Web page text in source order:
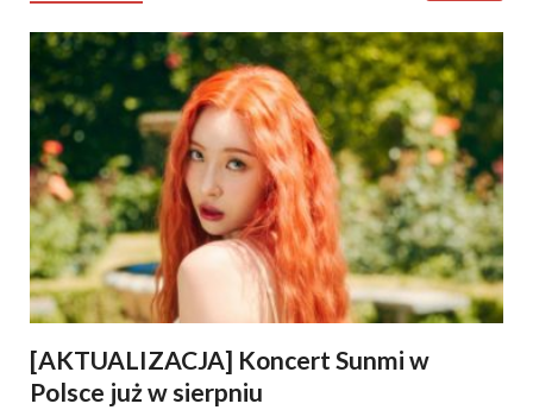
[AKTUALIZACJA] Koncert Sunmi w
Polsce już w sierpniu